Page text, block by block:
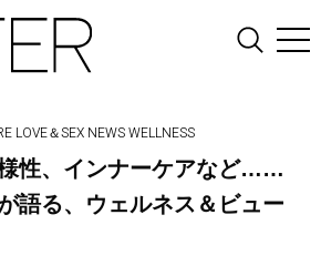
LOVE＆SEX NEWSWELLNESS
性、インナーケアなど……
語る、ウェルネス＆ビュー